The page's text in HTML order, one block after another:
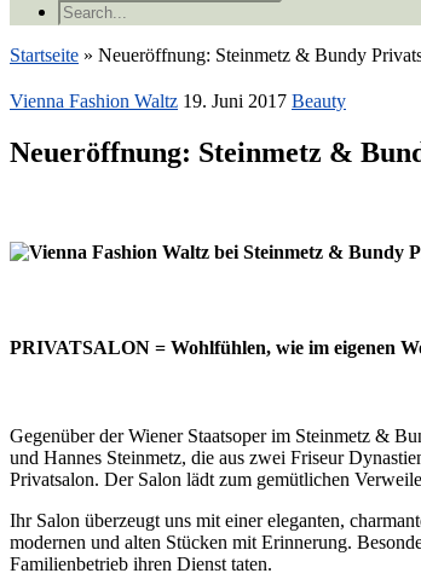
Startseite » Neueröffnung: Steinmetz & Bundy
Vienna Fashion Waltz 19. Juni 2017 Beauty
Neueröffnung: Steinmetz &
PRIVATSALON = Wohlfühlen, wie im eigenen
Gegenüber der Wiener Staatsoper im Steinmetz &
und Hannes Steinmetz, die aus zwei Friseur
Privatsalon. Der Salon lädt zum gemütlichen
Ihr Salon überzeugt uns mit einer eleganten,
modernen und alten Stücken mit Erinnerung.
Familienbetrieb ihren Dienst taten.